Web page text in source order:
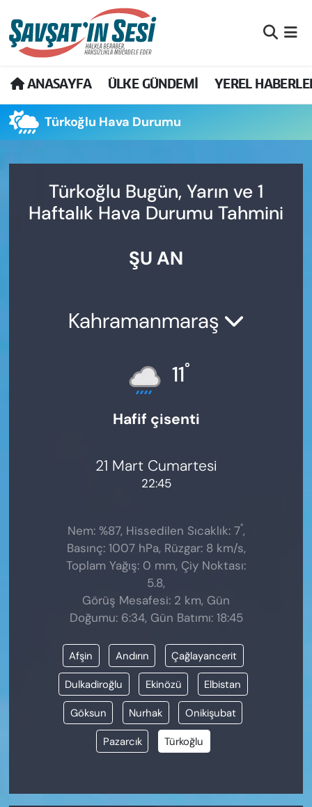
ANASAYFA ÜLKE GÜNDEMİ YEREL
Türkoğlu Hava Durumu
Türkoğlu Bugün, Yarın ve 1
Haftalık Hava Durumu Tahmini
ŞU AN
Kahramanmaraş
11°
Hafif çisenti
21 Mart Cumartesi
22:45
Nem: %87, Hissedilen Sıcaklık: 7°,
Basınç: 1007 hPa, Rüzgar: 8 km/s,
Toplam Yağış: 0 mm, Çiy Noktası:
5.8,
Görüş Mesafesi: 2 km, Gün
Doğumu: 6:34, Gün Batımı: 18:45
Afşin Andırın Çağlayancerit
Dulkadiroğlu Ekinözü Elbistan
Göksun Nurhak Onikişubat
Pazarcık Türkoğlu
Artvin Nöbetçi Eczaneler
Artvin Hava Durumu
Artvin Namaz Vakitleri
Puan Durumu ve Fikstür
Son Dakika Haberleri